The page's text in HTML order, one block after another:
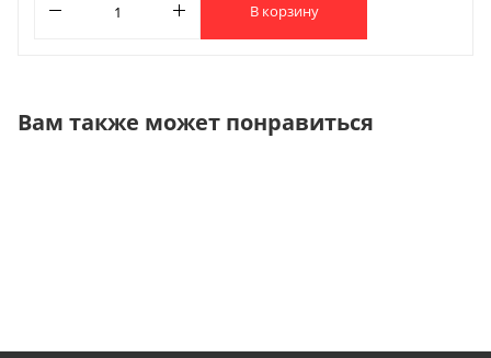
В корзину
Вам также может понравиться